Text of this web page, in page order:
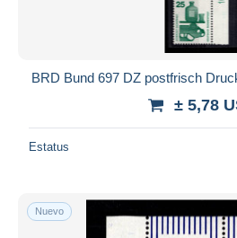
BRD Bund 697 DZ postfrisch
± 5,78
Estatus
Nuevo